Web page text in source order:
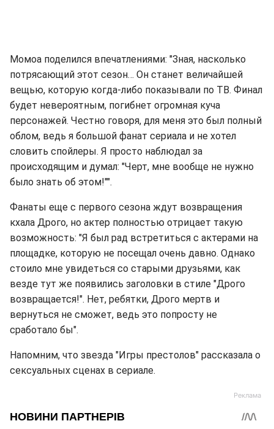
Момоа поделился впечатлениями: "Зная, насколько
потрясающий этот сезон… Он станет величайшей
вещью, которую когда-либо показывали по ТВ. Финал
будет невероятным, погибнет огромная куча
персонажей. Честно говоря, для меня это был полный
облом, ведь я большой фанат сериала и не хотел
словить спойлеры. Я просто наблюдал за
происходящим и думал: "Черт, мне вообще не нужно
было знать об этом!"".
Фанаты еще с первого сезона ждут возвращения
кхала Дрого, но актер полностью отрицает такую
возможность: "Я был рад встретиться с актерами на
площадке, которую не посещал очень давно. Однако
стоило мне увидеться со старыми друзьями, как
везде тут же появились заголовки в стиле "Дрого
возвращается!". Нет, ребятки, Дрого мертв и
вернуться не сможет, ведь это попросту не
сработало бы".
Напомним, что звезда "Игры престолов" рассказала о
сексуальных сценах в сериале.